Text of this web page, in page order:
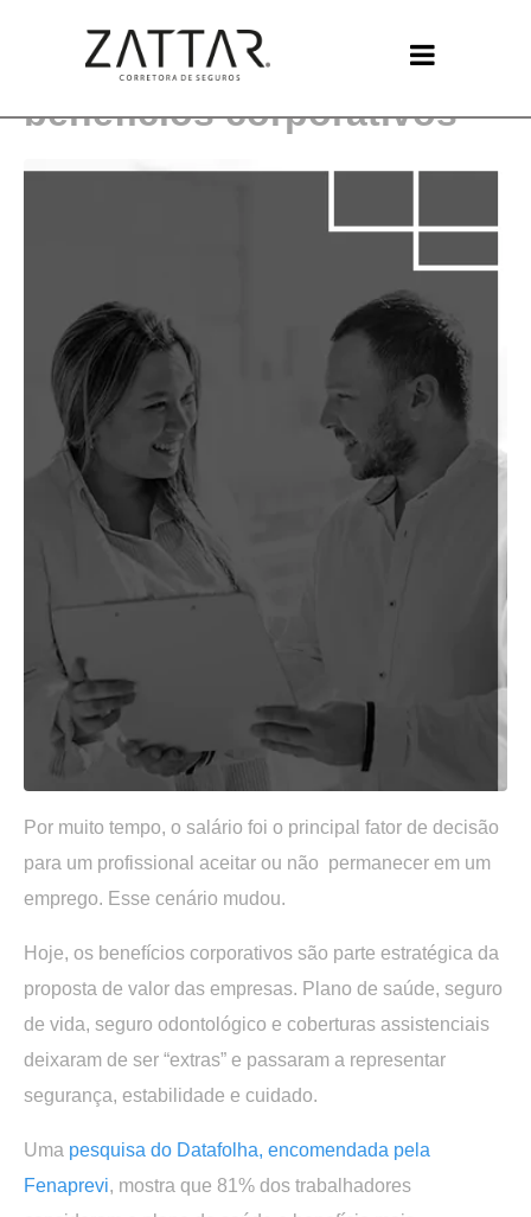
O novo papel dos
benefícios corporativos
Por muito tempo, o salário foi o principal fator de decisão
para um profissional aceitar ou não permanecer em um
emprego. Esse cenário mudou.
Hoje, os benefícios corporativos são parte estratégica da
proposta de valor das empresas. Plano de saúde, seguro
de vida, seguro odontológico e coberturas assistenciais
deixaram de ser “extras” e passaram a representar
segurança, estabilidade e cuidado.
Uma pesquisa do Datafolha, encomendada pela
Fenaprevi, mostra que 81% dos trabalhadores